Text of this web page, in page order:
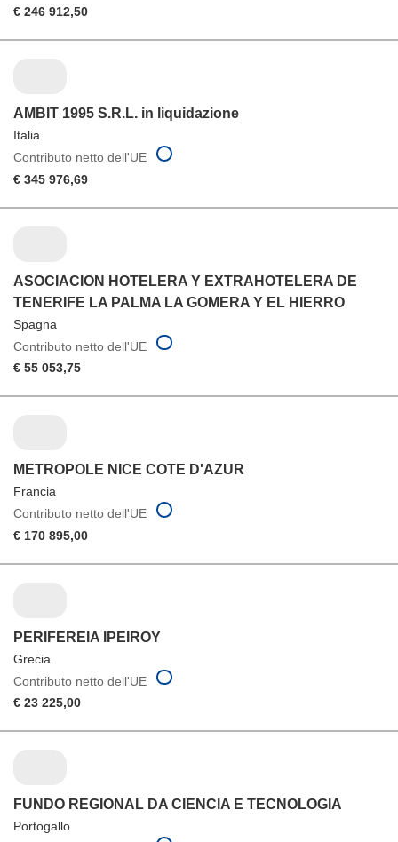
€ 246 912,50
AMBIT 1995 S.R.L. in liquidazione
Italia
Contributo netto dell'UE
€ 345 976,69
ASOCIACION HOTELERA Y EXTRAHOTELERA DE
TENERIFE LA PALMA LA GOMERA Y EL HIERRO
Spagna
Contributo netto dell'UE
€ 55 053,75
METROPOLE NICE COTE D'AZUR
Francia
Contributo netto dell'UE
€ 170 895,00
PERIFEREIA IPEIROY
Grecia
Contributo netto dell'UE
€ 23 225,00
FUNDO REGIONAL DA CIENCIA E TECNOLOGIA
Portogallo